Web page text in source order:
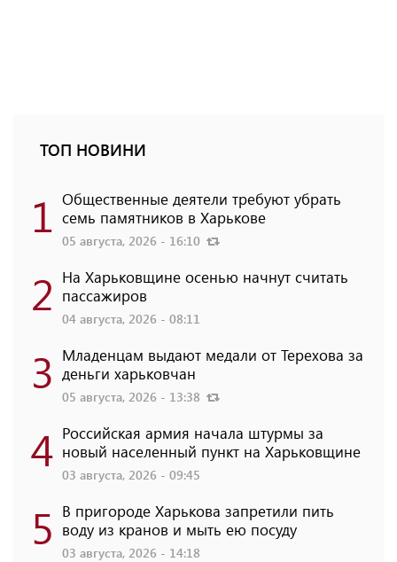
ТОП НОВИНИ
1 Общественные деятели требуют убрать
семь памятников в Харькове
05 августа, 2026 - 16:10
2 На Харьковщине осенью начнут считать
пассажиров
04 августа, 2026 - 08:11
3 Младенцам выдают медали от Терехова за
деньги харьковчан
05 августа, 2026 - 13:38
4 Российская армия начала штурмы за
новый населенный пункт на Харьковщине
03 августа, 2026 - 09:45
5 В пригороде Харькова запретили пить
воду из кранов и мыть ею посуду
03 августа, 2026 - 14:18